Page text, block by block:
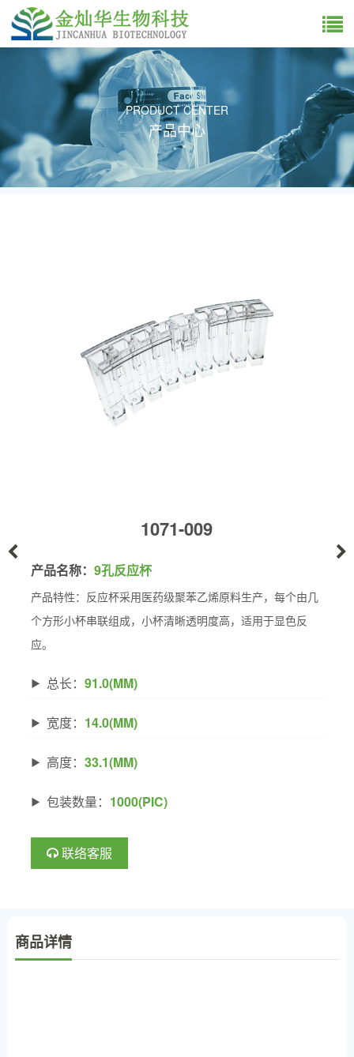
PRODUCT CENTER
产品中心
1071-009
产品名称： 9孔反应杯
产品特性：反应杯采用医药级聚苯乙烯原料生产，每个由几
个方形小杯串联组成，小杯清晰透明度高，适用于显色反
应。
总长： 91.0(MM)
宽度： 14.0(MM)
高度： 33.1(MM)
包装数量： 1000(PIC)
联络客服
商品详情